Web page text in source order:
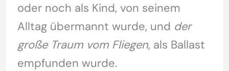
oder noch als Kind, von seinem
Alltag übermannt wurde, und der
große Traum vom Fliegen, als Ballast
empfunden wurde.